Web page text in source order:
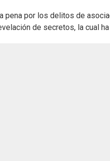
pena por los delitos de
de secretos, la cual